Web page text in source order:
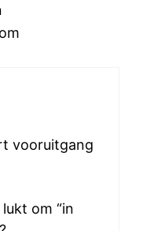
vooruitgang
om “in